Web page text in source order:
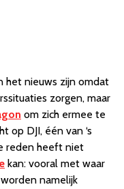
het nieuws zijn omdat
zorgen, maar
om zich ermee te
op DJI, één van ‘s
reden heeft niet
kan: vooral met waar
namelijk